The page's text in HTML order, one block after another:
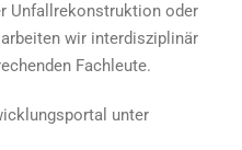
Unfallrekonstruktion oder
wir interdisziplinär
Fachleute.
unter